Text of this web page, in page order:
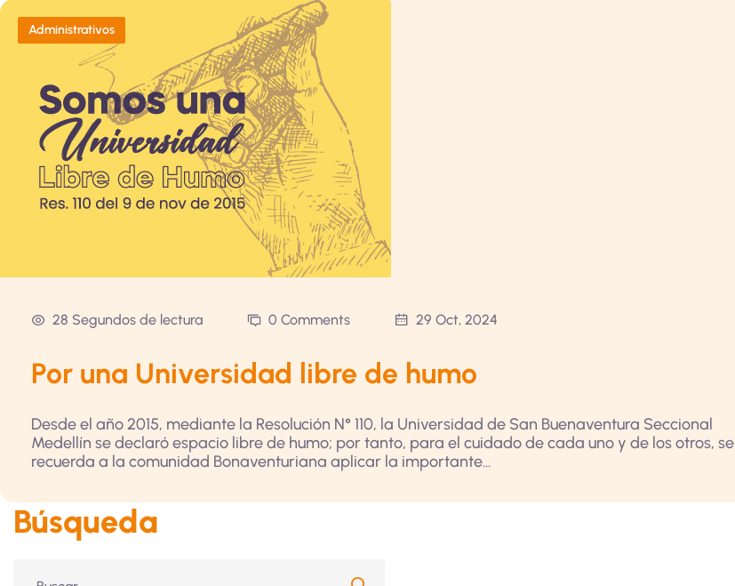
Administrativos
28 Segundos de lectura 0 Comments 29 Oct, 2024
Por una Universidad libre de humo
Desde el año 2015, mediante la Resolución N° 110, la Universidad de San Buenaventura Seccional
Medellín se declaró espacio libre de humo; por tanto, para el cuidado de cada uno y de los otros, se
recuerda a la comunidad Bonaventuriana aplicar la importante...
Búsqueda